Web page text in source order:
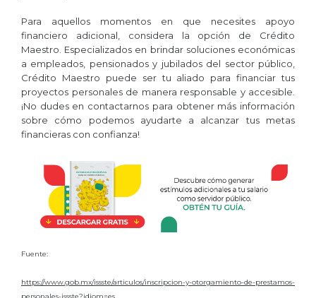
Para aquellos momentos en que necesites apoyo
financiero adicional, considera la opción de Crédito
Maestro. Especializados en brindar soluciones económicas
a empleados, pensionados y jubilados del sector público,
Crédito Maestro puede ser tu aliado para financiar tus
proyectos personales de manera responsable y accesible.
¡No dudes en contactarnos para obtener más información
sobre cómo podemos ayudarte a alcanzar tus metas
financieras con confianza!
Fuente:
https://www.gob.mx/issste/articulos/inscripcion-y-otorgamiento-de-prestamos-
personales-issste?idiom=es